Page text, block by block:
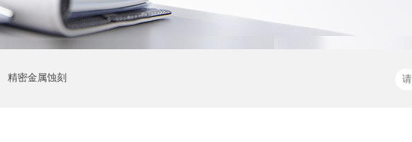
精密金属蚀刻